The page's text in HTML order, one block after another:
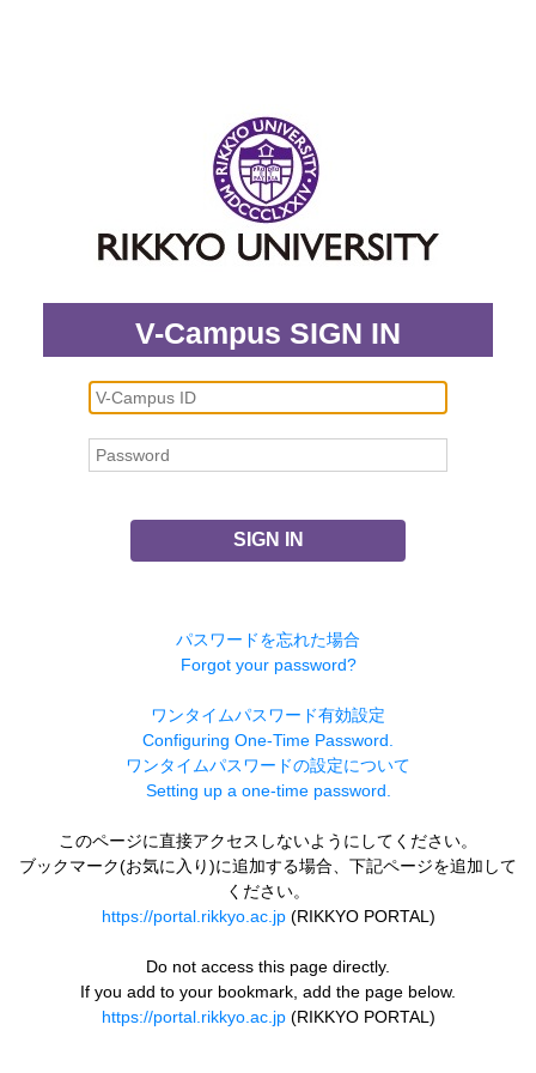
V-Campus SIGN IN
SIGN IN
パスワードを忘れた場合
Forgot your password?
ワンタイムパスワード有効設定
Configuring One-Time Password.
ワンタイムパスワードの設定について
Setting up a one-time password.
このページに直接アクセスしないようにしてください。
ブックマーク(お気に入り)に追加する場合、下記ページを追加して
ください。
https://portal.rikkyo.ac.jp(RIKKYO PORTAL)
Do not access this page directly.
If you add to your bookmark, add the page below.
https://portal.rikkyo.ac.jp(RIKKYO PORTAL)